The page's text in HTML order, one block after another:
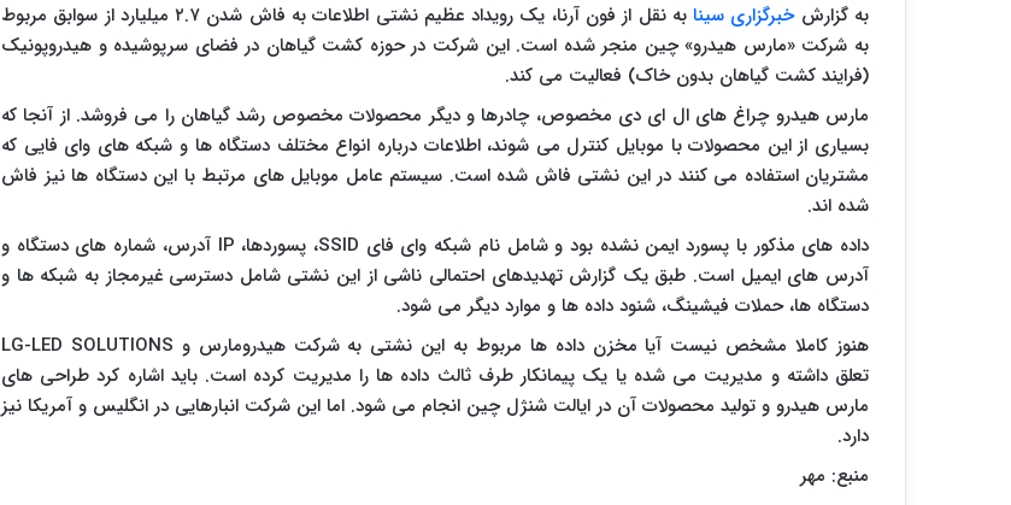
به گزارشخبرگزاری سینا
به نقل از فون آرنا، یک رویداد عظیم نشتی اطلاعات به فاش شدن ۲.۷ میلیارد از سوابق مربوط
به شرکت «مارس هیدرو» چین منجر شده است. این شرکت در حوزه کشت گیاهان در فضای سرپوشیده و هیدروپونیک
(فرایند کشت گیاهان بدون خاک) فعالیت می کند.
مارس هیدرو چراغ های ال ای دی مخصوص، چادرها و دیگر محصولات مخصوص رشد گیاهان را می فروشد. از آنجا که
بسیاری از این محصولات با موبایل کنترل می شوند، اطلاعات درباره انواع مختلف دستگاه ها و شبکه های وای فایی که
مشتریان استفاده می کنند در این نشتی فاش شده است. سیستم عامل موبایل های مرتبط با این دستگاه ها نیز فاش
شده اند.
داده های مذکور با پسورد ایمن نشده بود و شامل نام شبکه وای فای SSID، پسوردها، IP آدرس، شماره های دستگاه و
آدرس های ایمیل است. طبق یک گزارش تهدیدهای احتمالی ناشی از این نشتی شامل دسترسی غیرمجاز به شبکه ها و
دستگاه ها، حملات فیشینگ، شنود داده ها و موارد دیگر می شود.
هنوز کاملا مشخص نیست آیا مخزن داده ها مربوط به این نشتی به شرکت هیدرومارس و LG-LED SOLUTIONS
تعلق داشته و مدیریت می شده یا یک پیمانکار طرف ثالث داده ها را مدیریت کرده است. باید اشاره کرد طراحی های
مارس هیدرو و تولید محصولات آن در ایالت شنژل چین انجام می شود. اما این شرکت انبارهایی در انگلیس و آمریکا نیز
دارد.
منبع: مهر